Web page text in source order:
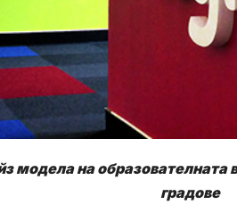
модела на образователната
градове